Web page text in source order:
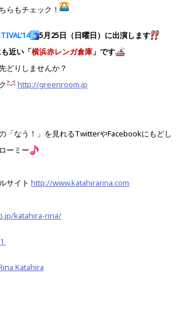
らもチェック！
5月25日（日曜日）に出演します
近い「横浜赤レンガ倉庫 」です
どりしませんか？
http://greenroom.jp
「なう！」を見れるTwitterやFacebookにもどし
ーミー
サイト http://www.katahirarina.com
katahira-rina/
Katahira